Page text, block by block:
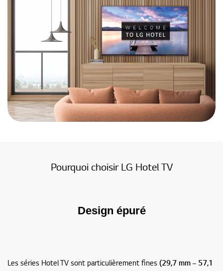
Pourquoi choisir LG Hotel TV
Design épuré
Les séries Hotel TV sont particulièrement fines (29,7 mm – 57,1